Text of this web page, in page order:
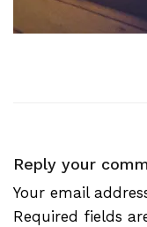
Reply your
Your email
Required fields